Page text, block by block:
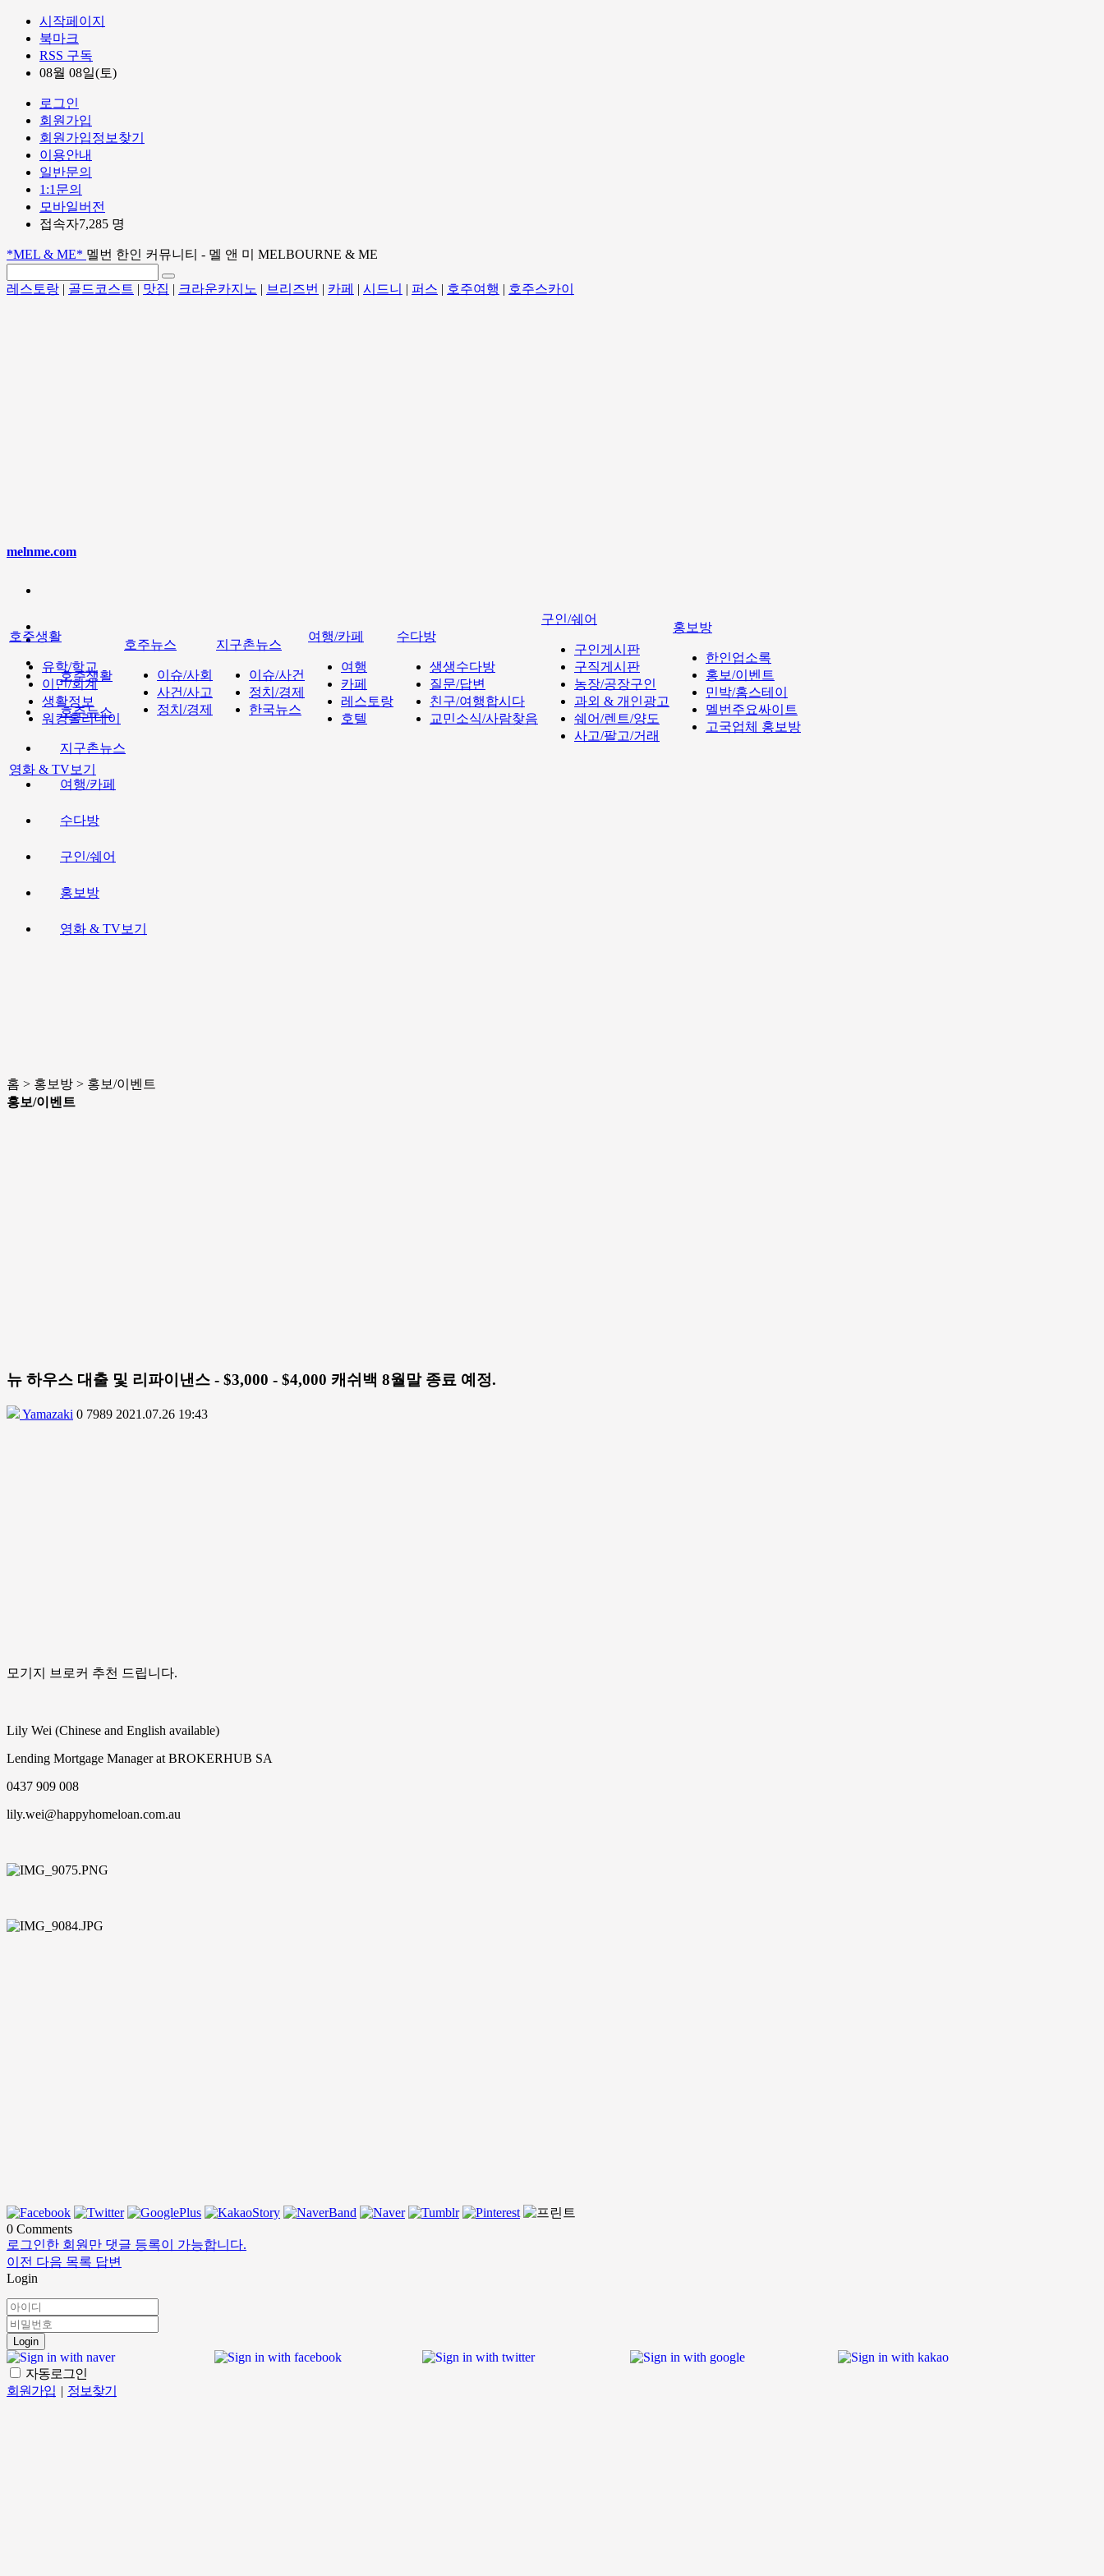
시작페이지
북마크
RSS 구독
08월 08일(토)
로그인
회원가입
회원가입정보찾기
이용안내
일반문의
1:1문의
모바일버전
접속자7,285 명
*MEL & ME* 멜번 한인 커뮤니티 - 멜 앤 미 MELBOURNE & ME
레스토랑 | 골드코스트 | 맛집 | 크라운카지노 | 브리즈번 | 카페 | 시드니 | 퍼스 | 호주여행 | 호주스카이
melnme.com
호주생활
호주뉴스
지구촌뉴스
여행/카페
수다방
구인/쉐어
홍보방
영화 & TV보기
호주생활
유학/학교
이민/회계
생활정보
워킹홀리데이
호주뉴스
이슈/사회
사건/사고
정치/경제
지구촌뉴스
이슈/사건
정치/경제
한국뉴스
여행/카페
여행
카페
레스토랑
호텔
수다방
생생수다방
질문/답변
친구/여행합시다
교민소식/사람찾음
구인/쉐어
구인게시판
구직게시판
농장/공장구인
과외 & 개인광고
쉐어/렌트/양도
사고/팔고/거래
홍보방
한인업소록
홍보/이벤트
민박/홈스테이
멜번주요싸이트
고국업체 홍보방
영화 & TV보기
홈 > 홍보방 > 홍보/이벤트
홍보/이벤트
뉴 하우스 대출 및 리파이낸스 - $3,000 - $4,000 캐쉬백 8월말 종료 예정.
Yamazaki 0 7989 2021.07.26 19:43
모기지 브로커 추천 드립니다.
Lily Wei (Chinese and English available)
Lending Mortgage Manager at BROKERHUB SA
0437 909 008
lily.wei@happyhomeloan.com.au
0 Comments
로그인한 회원만 댓글 등록이 가능합니다.
이전 다음 목록 답변
Login
Login
자동로그인
회원가입 | 정보찾기